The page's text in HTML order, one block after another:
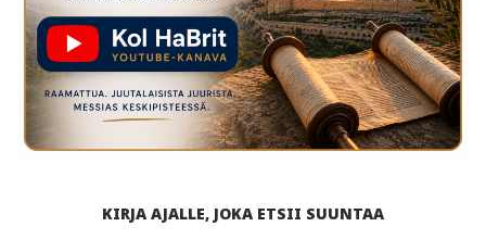
KIRJA AJALLE, JOKA ETSII SUUNTAA